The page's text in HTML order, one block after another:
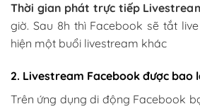
Thời gian phát trực tiếp
giờ. Sau 8h thì Facebook sẽ tắt
hiện một buổi livestream khác
2. Livestream Facebook được bao
Trên ứng dụng di động Facebook